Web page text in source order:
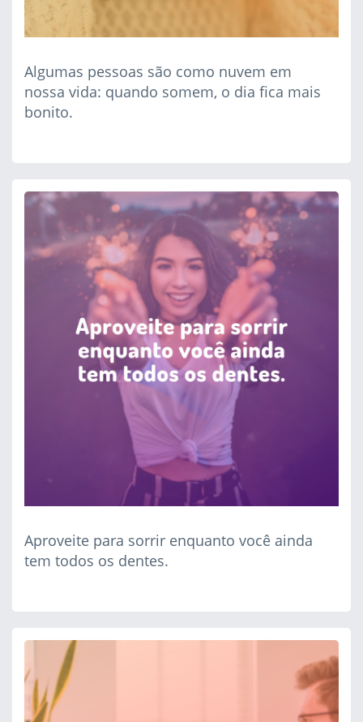
Algumas pessoas são como nuvem em
nossa vida: quando somem, o dia fica mais
bonito.
Aproveite para sorrir enquanto você ainda
tem todos os dentes.